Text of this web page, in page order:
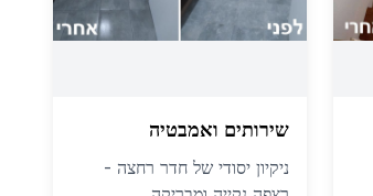
שירותים ואמבטיה
ניקיון יסודי של חדר רחצה -